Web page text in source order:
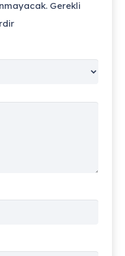
Gerekli